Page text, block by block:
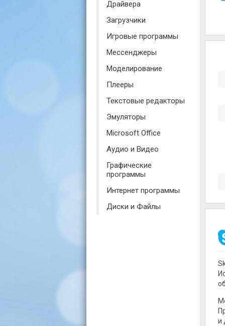
Драйвера
Загрузчики
Игровые программы
Мессенджеры
Моделирование
Плееры
Текстовые редакторы
Эмуляторы
Microsoft Office
Аудио и Видео
Графические
программы
Интернет программы
Диски и Файлы
и